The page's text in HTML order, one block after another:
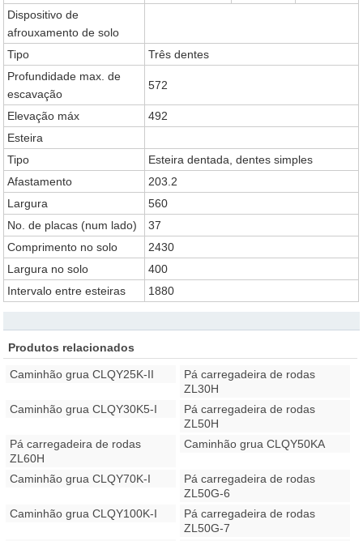
Dispositivo de
afrouxamento de solo
Tipo
Três dentes
Profundidade max. de
escavação
572
Elevação máx
492
Esteira
Tipo
Esteira dentada, dentes simples
Afastamento
203.2
Largura
560
No. de placas (num lado)
37
Comprimento no solo
2430
Largura no solo
400
Intervalo entre esteiras
1880
Produtos relacionados
Caminhão grua CLQY25K-II
Pá carregadeira de rodas
ZL30H
Caminhão grua CLQY30K5-I
Pá carregadeira de rodas
ZL50H
Pá carregadeira de rodas
ZL60H
Caminhão grua CLQY50KA
Caminhão grua CLQY70K-I
Pá carregadeira de rodas
ZL50G-6
Caminhão grua CLQY100K-I
Pá carregadeira de rodas
ZL50G-7